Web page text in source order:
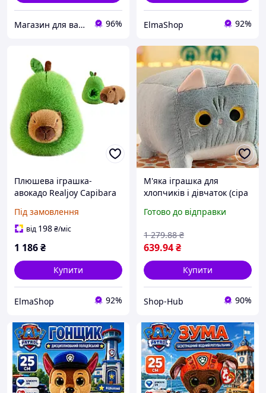
Магазин для вагітних, годуючих матусь та діток 96% ElmaShop 92%
Плюшева іграшка-
авокадо Realjoy Capibara
дизайном, мила іграшка
для хлопчиків і дівчаток
Під замовлення
від 198₴/міс
1 186₴
Купити
ElmaShop 92%
М'яка іграшка для
хлопчиків і дівчаток (сіра
квадратний та антистрес
Готово до відправки
639.94₴
1 279.88 ₴
Купити
Shop-Hub 90%